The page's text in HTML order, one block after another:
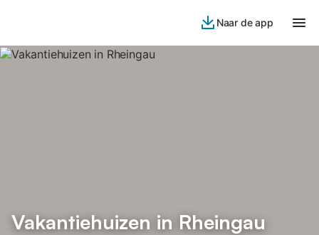
Naar de app
Vakantiehuizen in Rheingau